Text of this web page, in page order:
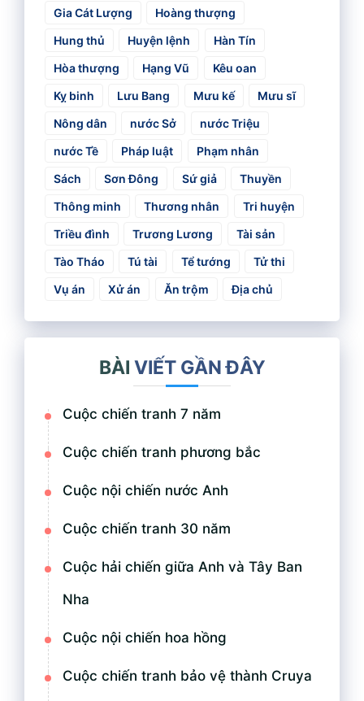
Gia Cát Lượng
Hoàng thượng
Hung thủ
Huyện lệnh
Hàn Tín
Hòa thượng
Hạng Vũ
Kêu oan
Kỵ binh
Lưu Bang Mưu kế
Mưu sĩ
Nông dân
nước Sở
nước Triệu
nước Tề
Pháp luật
Phạm nhân
Sách
Sơn Đông Sứ giả
Thuyền
Thông minh
Thương nhân
Tri huyện
Triều đình
Trương Lương
Tài sản
Tào Tháo
Tú tài Tể tướng
Tử thi
Vụ án
Xử án Ăn trộm Địa chủ
BÀI VIẾT GẦN ĐÂY
Cuộc chiến tranh 7 năm
Cuộc chiến tranh phương bắc
Cuộc nội chiến nước Anh
Cuộc chiến tranh 30 năm
Cuộc hải chiến giữa Anh và Tây Ban
Nha
Cuộc nội chiến hoa hồng
Cuộc chiến tranh bảo vệ thành Cruya